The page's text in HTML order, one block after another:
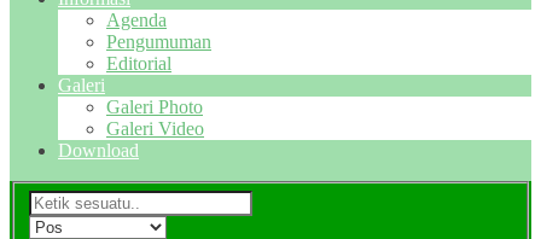
Agenda
Pengumuman
Editorial
Galeri
Galeri Photo
Galeri Video
Download